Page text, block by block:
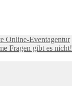
Online-Eventagentur
Fragen gibt es nicht!